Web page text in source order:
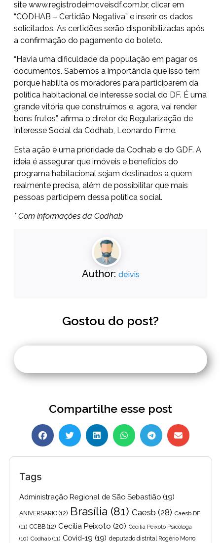
site www.registrodeimoveisdf.com.br, clicar em
“CODHAB – Certidão Negativa” e inserir os dados
solicitados. As certidões serão disponibilizadas após
a confirmação do pagamento do boleto.
“Havia uma dificuldade da população em pagar os
documentos. Sabemos a importância que isso tem
porque habilita os moradores para participarem da
política habitacional de interesse social do DF. É uma
grande vitória que construímos e, agora, vai render
bons frutos”, afirma o diretor de Regularização de
Interesse Social da Codhab, Leonardo Firme.
Esta ação é uma prioridade da Codhab e do GDF. A
ideia é assegurar que imóveis e benefícios do
programa habitacional sejam destinados a quem
realmente precisa, além de possibilitar que mais
pessoas participem dessa política social.
* Com informações da Codhab
Author: deivis
Gostou do post?
Compartilhe esse post
Tags
Administração Regional de São Sebastião (19)
ANIVERSARIO (12) Brasília (81) Caesb (28) Caesb DF
(11) CCBB (12) Cecilia Peixoto (20) Cecília Peixoto Psicóloga
(10) Codhab (11) Covid-19 (19) deputado distrital Rogério Morro